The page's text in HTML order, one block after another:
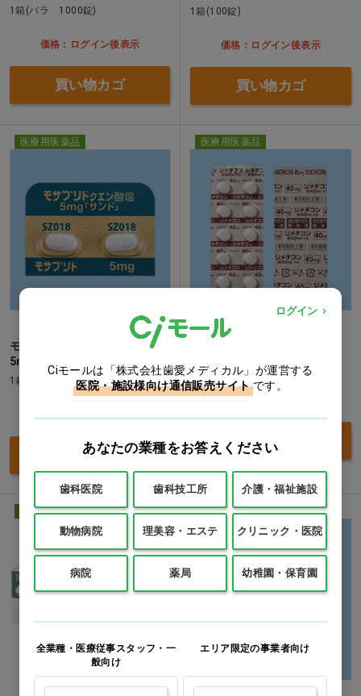
1箱(バラ 1000錠)
価格：ログイン後表示
買い物カゴ
1箱(100錠)
価格：ログイン後表示
買い物カゴ
医療用医薬品
モサプリドクエン酸酸塩錠
5mg「サンド」「サンド」
1箱(100錠)
買い物カゴ
医療用医薬品
1箱(PTP10錠×10)
価格：ログイン後表示
買い物カゴ
医療用医薬品 医療用医薬品
ログイン
Ciモールは「株式会社歯愛メディカル」が運営する
医院・施設様向け通信販売サイト です。
あなたの業種をお答えください
歯科医院 歯科技工所 介護・福祉施設
動物病院 理美容・エステ クリニック・医院
病院 薬局 幼稚園・保育園
全業種・医療従事スタッフ・一
般向け
エリア限定の事業者向け